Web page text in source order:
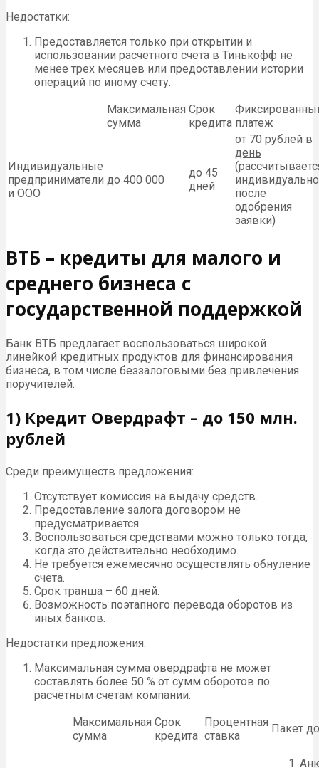
Недостатки:
Предоставляется только при открытии и
использовании расчетного счета в Тинькофф не
менее трех месяцев или предоставлении истории
операций по иному счету.
Максимальная
сумма
Срок
кредита платеж
Индивидуальные
предприниматели
и ООО
до 400 000
до 45
дней
от 70 рублей в
день
индивидуально
после
одобрения
заявки)
ВТБ – кредиты для малого и
среднего бизнеса с
государственной поддержкой
Банк ВТБ предлагает воспользоваться широкой
линейкой кредитных продуктов для финансирования
бизнеса, в том числе беззалоговыми без привлечения
поручителей.
1) Кредит Овердрафт – до 150 млн.
рублей
Среди преимуществ предложения:
Отсутствует комиссия на выдачу средств.
Предоставление залога договором не
предусматривается.
Воспользоваться средствами можно только тогда,
когда это действительно необходимо.
Не требуется ежемесячно осуществлять обнуление
счета.
Срок транша – 60 дней.
Возможность поэтапного перевода оборотов из
иных банков.
Недостатки предложения:
Максимальная сумма овердрафта не может
составлять более 50 % от сумм оборотов по
расчетным счетам компании.
Максимальная
сумма
Срок
кредита
Процентная
ставка
Пакет